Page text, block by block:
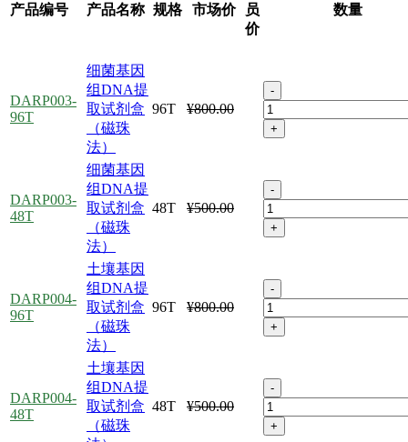
产品编号 产品名称 规格 市场价
员
价
数量
DARP003-
96T
细菌基因
组DNA提
取试剂盒
（磁珠
法）
96T ¥800.00
-
+
DARP003-
48T
细菌基因
组DNA提
取试剂盒
（磁珠
法）
48T ¥500.00
-
+
DARP004-
96T
土壤基因
组DNA提
取试剂盒
（磁珠
法）
96T ¥800.00
-
+
DARP004-
48T
土壤基因
组DNA提
取试剂盒
（磁珠
48T ¥500.00
-
+